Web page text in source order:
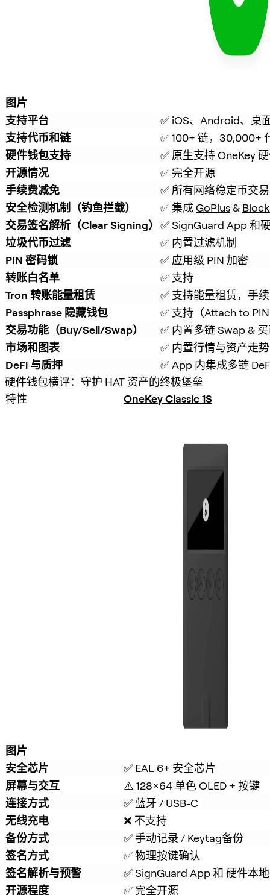
图片
支持平台
✅ iOS、Android、桌
支持代币和链
✅ 100+ 链，30,000+
硬件钱包支持
✅ 原生支持 OneKey
开源情况
✅ 完全开源
手续费减免
✅ 所有网络稳定币交
安全检测机制（钓鱼拦截）
✅ 集成 GoPlus &
交易签名解析（Clear Signing） ✅ SignGuard App 和
垃圾代币过滤
✅ 内置过滤机制
PIN 密码锁
✅ 应用级 PIN 加密
转账白名单
✅ 支持
Tron 转账能量租赁
✅ 支持能量租赁，手
Passphrase 隐藏钱包
✅ 支持（Attach to
交易功能（Buy/Sell/Swap）
✅ 内置多链 Swap &
市场和图表
✅ 内置行情与资产走势
DeFi 与质押
✅ App 内集成多链
硬件钱包横评：守护 HAT 资产的终极堡垒
特性
OneKey Classic 1S
图片
安全芯片
✅ EAL 6+ 安全芯片
屏幕与交互
⚠️ 128×64 单色 OLED + 按键
连接方式
✅ 蓝牙 / USB-C
无线充电
❌ 不支持
备份方式
✅ 手动记录 / Keytag备份
签名方式
✅ 物理按键确认
签名解析与预警
✅ SignGuard App 和 硬件本
开源程度
✅ 完全开源